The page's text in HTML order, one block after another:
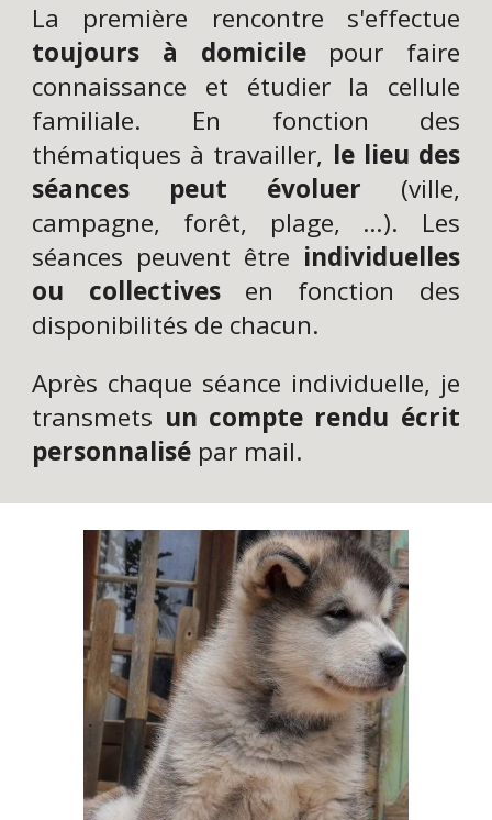
La première rencontre s'effectue
toujours à domicilepour faire
connaissance et étudier la cellule
familiale. En fonction des
thématiques à travailler, le lieu des
séances peut évoluer (ville,
campagne, forêt, plage, …). Les
séances peuvent être individuelles
ou collectivesen fonction des
disponibilités de chacun.
Après chaque séance individuelle, je
transmets un compte rendu écrit
personnalisé par mail.